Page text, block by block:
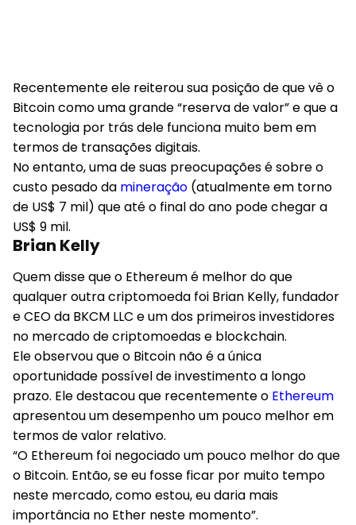
Recentemente ele reiterou sua posição de que vê o
Bitcoin como uma grande “reserva de valor” e que a
tecnologia por trás dele funciona muito bem em
termos de transações digitais.
No entanto, uma de suas preocupações é sobre o
custo pesado da mineração (atualmente em torno
de US$ 7 mil) que até o final do ano pode chegar a
US$ 9 mil.
Brian Kelly
Quem disse que o Ethereum é melhor do que
qualquer outra criptomoeda foi Brian Kelly, fundador
e CEO da BKCM LLC e um dos primeiros investidores
no mercado de criptomoedas e blockchain.
Ele observou que o Bitcoin não é a única
oportunidade possível de investimento a longo
prazo. Ele destacou que recentemente o Ethereum
apresentou um desempenho um pouco melhor em
termos de valor relativo.
“O Ethereum foi negociado um pouco melhor do que
o Bitcoin. Então, se eu fosse ficar por muito tempo
neste mercado, como estou, eu daria mais
importância no Ether neste momento”.